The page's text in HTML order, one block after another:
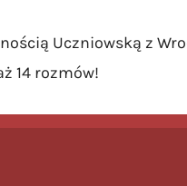
Uczniowską z
14 rozmów!